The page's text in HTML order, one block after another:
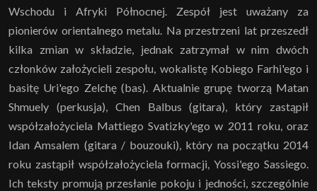
Wschodu i Afryki Północnej. Zespół jest uważany za
pionierów orientalnego metalu. Na przestrzeni lat przeszedł
kilka zmian w składzie, jednak zatrzymał w nim dwóch
członków założycieli zespołu, wokalistę Kobiego Farhi'ego i
basitę Uri'ego Zelchę (bas). Aktualnie grupę tworzą Matan
Shmuely (perkusja), Chen Balbus (gitara), który zastąpił
współzałożyciela Mattiego Svatizky'ego w 2011 roku, oraz
Idan Amsalem (gitara / bouzouki), który na początku 2014
roku zastąpił współzałożyciela formacji, Yossi'ego Sassiego.
Ich teksty promują przesłanie pokoju i jedności, szczególnie